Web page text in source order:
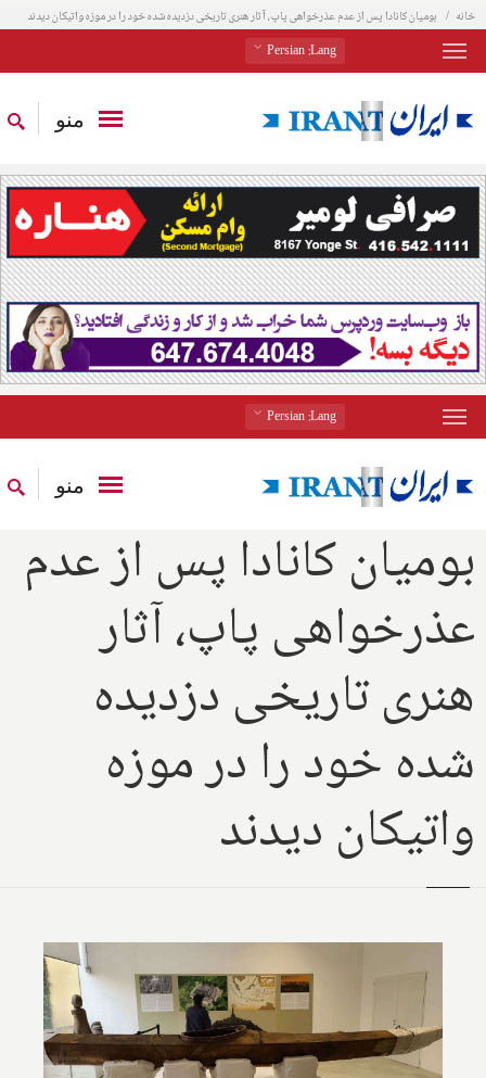
خانه بومیان کانادا پس از عدم عذرخواهی پاپ، آثار هنری تاریخی دزدیده شده خود را در موزه واتیکان دیدند
Lang
: Persian
منو
Lang
: Persian
منو
بومیان کانادا پس از عدم
عذرخواهی پاپ، آثار
هنری تاریخی دزدیده
شده خود را در موزه
واتیکان دیدند